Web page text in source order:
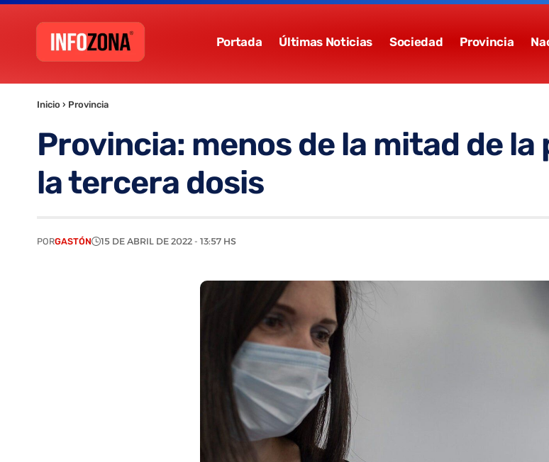
Portada Últimas Noticias Sociedad Provincia
Inicio › Provincia
Provincia: menos de la mitad de
la tercera dosis
PORGASTÓN 15 DE ABRIL DE 2022 - 13:57 HS